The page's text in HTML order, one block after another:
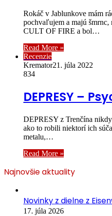
Rokáč v Jablunkove mám
pochvaľujem a majú šmrnc,
CULT OF FIRE a bol…
Read More »
Recenzie
Kremator21. júla 2022
834
DEPRESY –
DEPRESY z Trenčína
ako to robili niektorí ich
metalu,…
Read More »
Najnovšie aktuality
Novinky z dielne z
17. júla 2026